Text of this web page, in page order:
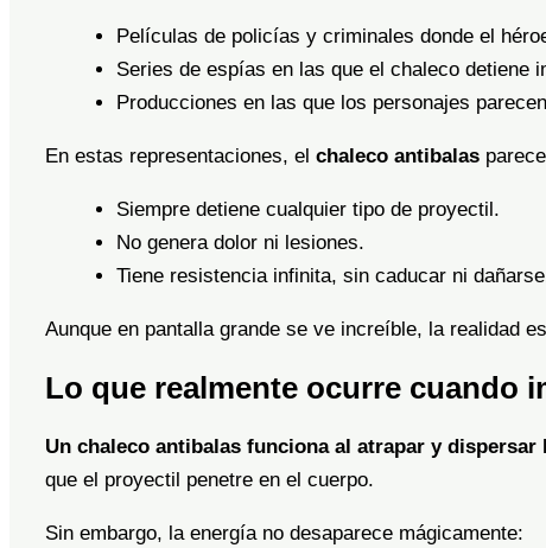
Películas de policías y criminales donde el
Series de espías en las que el chaleco detiene
Producciones en las que los personajes
En estas representaciones, el chaleco antibalas
Siempre detiene cualquier tipo de proyectil.
No genera dolor ni lesiones.
Tiene resistencia infinita, sin caducar ni
Aunque en pantalla grande se ve increíble, la realidad
Lo que realmente ocurre cuando
Un chaleco antibalas funciona al atrapar y dispersar
que el proyectil penetre en el cuerpo.
Sin embargo, la energía no desaparece mágicamente: